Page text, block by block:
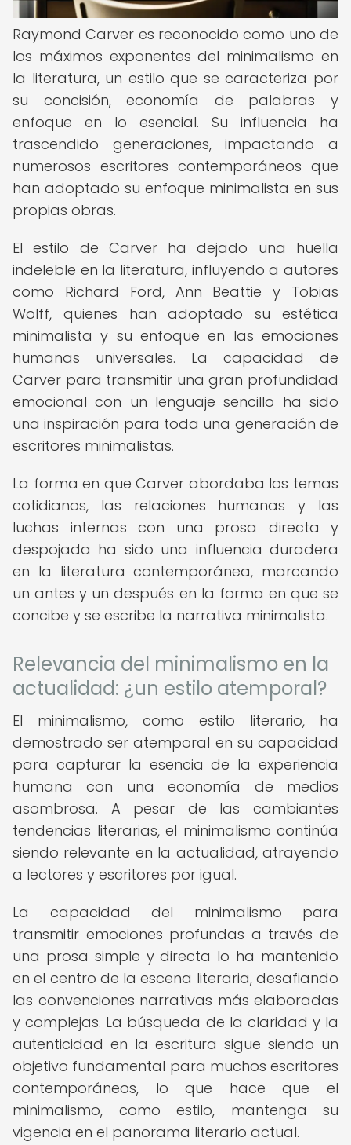
Raymond Carver es reconocido como uno de
los máximos exponentes del minimalismo en
la literatura, un estilo que se caracteriza por
su concisión, economía de palabras y
enfoque en lo esencial. Su influencia ha
trascendido generaciones, impactando a
numerosos escritores contemporáneos que
han adoptado su enfoque minimalista en sus
propias obras.
El estilo de Carver ha dejado una huella
indeleble en la literatura, influyendo a autores
como Richard Ford, Ann Beattie y Tobias
Wolff, quienes han adoptado su estética
minimalista y su enfoque en las emociones
humanas universales. La capacidad de
Carver para transmitir una gran profundidad
emocional con un lenguaje sencillo ha sido
una inspiración para toda una generación de
escritores minimalistas.
La forma en que Carver abordaba los temas
cotidianos, las relaciones humanas y las
luchas internas con una prosa directa y
despojada ha sido una influencia duradera
en la literatura contemporánea, marcando
un antes y un después en la forma en que se
concibe y se escribe la narrativa minimalista.
Relevancia del minimalismo en la
actualidad: ¿un estilo atemporal?
El minimalismo, como estilo literario, ha
demostrado ser atemporal en su capacidad
para capturar la esencia de la experiencia
humana con una economía de medios
asombrosa. A pesar de las cambiantes
tendencias literarias, el minimalismo continúa
siendo relevante en la actualidad, atrayendo
a lectores y escritores por igual.
La capacidad del minimalismo para
transmitir emociones profundas a través de
una prosa simple y directa lo ha mantenido
en el centro de la escena literaria, desafiando
las convenciones narrativas más elaboradas
y complejas. La búsqueda de la claridad y la
autenticidad en la escritura sigue siendo un
objetivo fundamental para muchos escritores
contemporáneos, lo que hace que el
minimalismo, como estilo, mantenga su
vigencia en el panorama literario actual.